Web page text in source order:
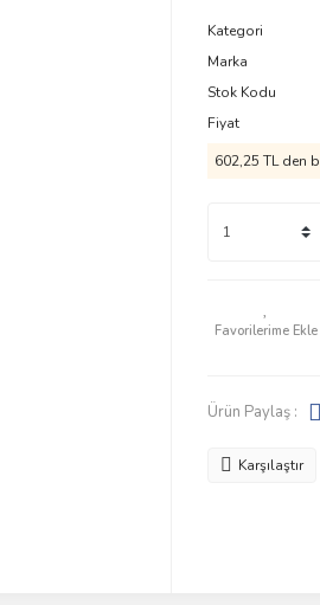
Kategori
Marka
Stok Kodu
Fiyat
602,25 TL den
Ürün Paylaş :
Karşılaştır